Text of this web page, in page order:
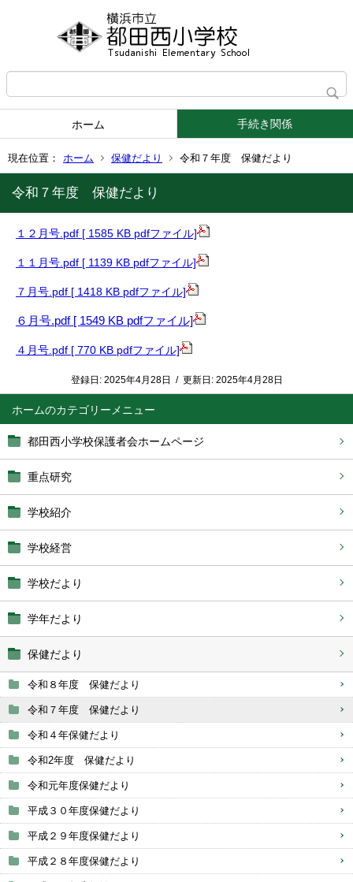
ホーム 手続き関係
現在位置： ホーム 保健だより 令和７年度 保健だより
ホーム
都田西小学校保護者会ホームページ
重点研究
学校紹介
学校経営
学校だより
学年だより
保健だより
令和８年度 保健だより
令和７年度 保健だより
令和４年保健だより
令和2年度 保健だより
令和元年度保健だより
平成３０年度保健だより
平成２９年度保健だより
平成２８年度保健だより
令和７年度 保健だより
１２月号.pdf [ 1585 KB pdfファイル]
１１月号.pdf [ 1139 KB pdfファイル]
７月号.pdf [ 1418 KB pdfファイル]
６月号.pdf [ 1549 KB pdfファイル]
４月号.pdf [ 770 KB pdfファイル]
登録日: 2025年4月28日 / 更新日: 2025年4月28日